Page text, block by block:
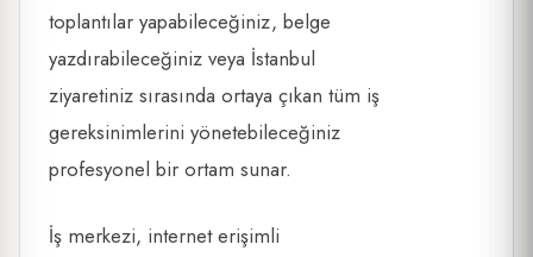
toplantılar yapabileceğiniz, belge
yazdırabileceğiniz veya İstanbul
ziyaretiniz sırasında ortaya çıkan tüm iş
gereksinimlerini yönetebileceğiniz
profesyonel bir ortam sunar.
İş merkezi, internet erişimli